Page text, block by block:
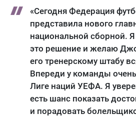
«Сегодня Федерация
представила нового
национальной сборной.
это решение и желаю
его тренерскому штабу
Впереди у команды
Лиге наций УЕФА. Я
есть шанс показать
и порадовать